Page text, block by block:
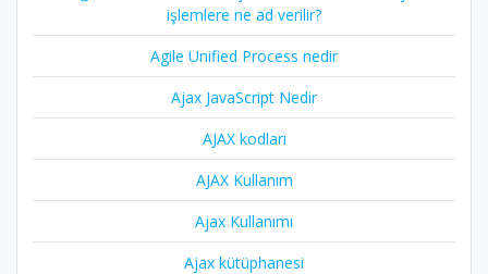
işlemlere ne ad verilir?
Agile Unified Process nedir
Ajax JavaScript Nedir
AJAX kodları
AJAX Kullanım
Ajax Kullanımı
Ajax kütüphanesi